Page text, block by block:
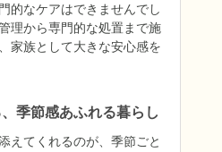
的なケアはできませんでし
理から専門的な処置まで施
家族として大きな安心感を
季節感あふれる暮らし
えてくれるのが、季節ごと